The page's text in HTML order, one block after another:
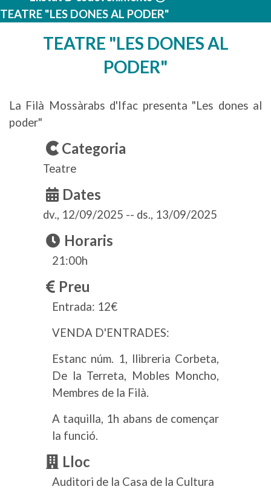
TEATRE "LES DONES AL PODER"
TEATRE "LES DONES AL
PODER"
La Filà Mossàrabs d'Ifac presenta "Les dones al
poder"
Categoria
Teatre
Dates
dv., 12/09/2025 -- ds., 13/09/2025
Horaris
21:00h
Preu
Entrada: 12€
VENDA D'ENTRADES:
Estanc núm. 1, llibreria Corbeta,
De la Terreta, Mobles Moncho,
Membres de la Filà.
A taquilla, 1h abans de començar
la funció.
Lloc
Auditori de la Casa de la Cultura